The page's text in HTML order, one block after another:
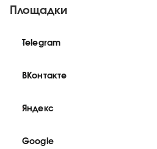
Площадки
Telegram
ВКонтакте
Яндекс
Google